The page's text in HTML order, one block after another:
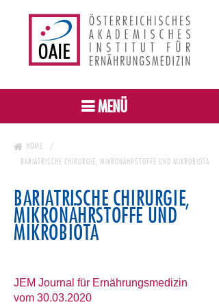
MENÜ
HOME
BARIATRISCHE CHIRURGIE, MIKRONÄHRSTOFFE UND MIKROBIOTA
BARIATRISCHE CHIRURGIE,
MIKRONÄHRSTOFFE UND
MIKROBIOTA
JEM Journal für Ernährungsmedizin
vom 30.03.2020